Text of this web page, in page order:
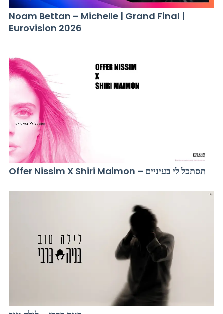
Noam Bettan – Michelle | Grand Final |
Eurovision 2026
Offer Nissim X Shiri Maimon – תסתכל לי בעיניים